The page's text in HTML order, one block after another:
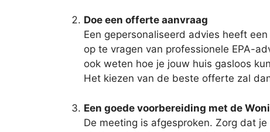
Doe een offerte aanvraag
Een gepersonaliseerd advies heeft
op te vragen van professionele EPA-
ook weten hoe je jouw huis gasloos
Het kiezen van de beste offerte zal
Een goede voorbereiding met de
De meeting is afgesproken. Zorg dat